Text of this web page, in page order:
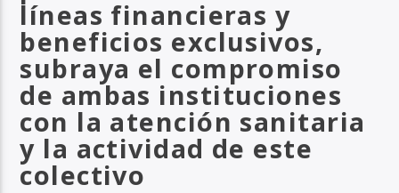
líneas financieras y
beneficios exclusivos,
subraya el compromiso
de ambas instituciones
con la atención sanitaria
y la actividad de este
colectivo